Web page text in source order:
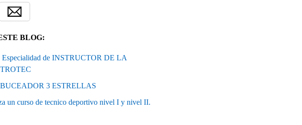
BLOG:
Especialidad de INSTRUCTOR DE LA
3 ESTRELLAS
un curso de tecnico deportivo nivel I y nivel II.